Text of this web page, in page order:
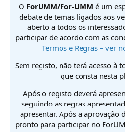
O ForUMM/For-UMM é um
debate de temas ligados aos
aberto a todos os
participar de acordo com as
Termos e Regras – ver
Sem registo, não terá acesso à
que consta nesta
Após o registo deverá
seguindo as regras
apresentar. Após a aprovação
pronto para participar no